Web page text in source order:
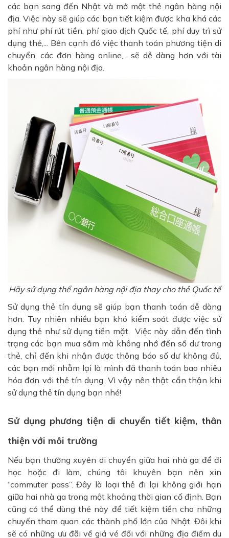
các bạn sang đến Nhật và mở một thẻ ngân hàng nội
địa. Việc này sẽ giúp các bạn tiết kiệm được kha khá các
phí như phí rút tiền, phí giao dịch Quốc tế, phí duy trì sử
dụng thẻ,... Bên cạnh đó việc thanh toán phương tiện di
chuyển, các đơn hàng online,... sẽ dễ dàng hơn với tài
khoản ngân hàng nội địa.
Hãy sử dụng thể ngân hàng nội địa thay cho thẻ Quốc tế
Sử dụng thẻ tín dụng sẽ giúp bạn thanh toán dễ dàng
hơn. Tuy nhiên nhiều bạn khó kiểm soát được việc sử
dụng thẻ như sử dụng tiền mặt. Việc này dẫn đến tình
trạng các bạn mua sắm mà không nhớ đến số dư trong
thẻ, chỉ đến khi nhận được thông báo số dư không đủ,
các bạn mới nhẫm lại là mình đã thanh toán bao nhiêu
hóa đơn với thẻ tín dụng. Vì vậy nên thật cẩn thận khi
sử dụng thẻ tín dụng bạn nhé!
Sử dụng phương tiện di chuyển tiết kiệm, thân
thiện với môi trường
Nếu bạn thường xuyên di chuyển giữa hai nhà ga để đi
học hoặc đi làm, chúng tôi khuyên bạn nên xin
“commuter pass”. Đây là loại thẻ đi lại không giới hạn
giữa hai nhà ga trong một khoảng thời gian cố định. Bạn
cũng có thể dùng thẻ này để tiết kiệm tiền cho những
chuyến tham quan các thành phố lớn của Nhật. Đôi khi
sẽ có những ưu đãi về giá vé đối với những địa điểm du